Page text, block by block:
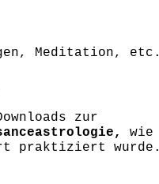
Meditation, etc.
zur
wie
praktiziert wurde.